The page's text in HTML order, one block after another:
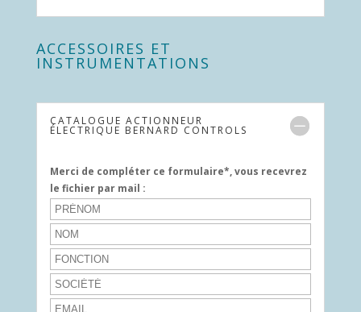
ACCESSOIRES ET
INSTRUMENTATIONS
CATALOGUE ACTIONNEUR
ÉLECTRIQUE BERNARD CONTROLS
Merci de compléter ce formulaire*, vous recevrez
le fichier par mail :